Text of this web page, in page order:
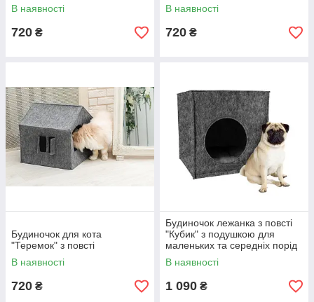
В наявності
720 ₴
В наявності
720 ₴
Будиночок для кота
"Теремок" з повсті
В наявності
720 ₴
Будиночок лежанка з повсті
"Кубик" з подушкою для
маленьких та середніх порід
собак розмір Л
В наявності
1 090 ₴